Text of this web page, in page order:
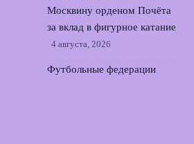
Москвину орденом Почёта
за вклад в фигурное катание
4 августа, 2026
Футбольные федерации